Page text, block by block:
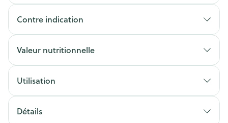
Contre indication
Valeur nutritionnelle
Utilisation
Détails